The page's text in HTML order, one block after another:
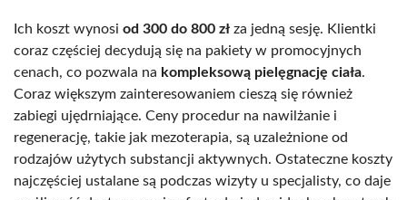
Ich koszt wynosi od 300 do 800 zł za jedną sesję. Klientki
coraz częściej decydują się na pakiety w promocyjnych
cenach, co pozwala na kompleksową pielęgnację ciała.
Coraz większym zainteresowaniem cieszą się również
zabiegi ujędrniające. Ceny procedur na nawilżanie i
regenerację, takie jak mezoterapia, są uzależnione od
rodzajów użytych substancji aktywnych. Ostateczne koszty
najczęściej ustalane są podczas wizyty u specjalisty, co daje